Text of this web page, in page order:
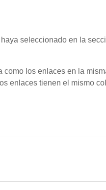
seleccionado en la
los enlaces en la
enlaces tienen el mismo